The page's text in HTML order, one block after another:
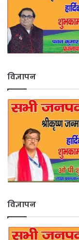
विज्ञापन
विज्ञापन